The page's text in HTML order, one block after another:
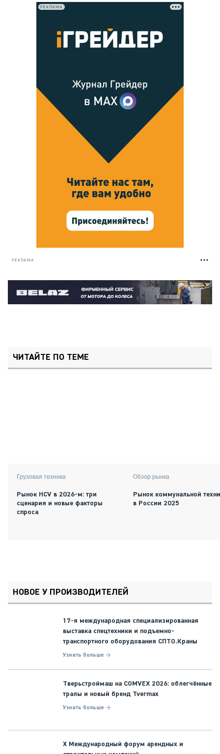
РЕКЛАМА
РЕКЛАМА
ЧИТАЙТЕ ПО ТЕМЕ
Грузовая техника
Рынок HCV в 2026-м: три
сценария и новые факторы
спроса
Обзор рынка
Рынок коммунальной
в России 2025
НОВОЕ У ПРОИЗВОДИТЕЛЕЙ
17-я международная специализированная
выставка спецтехники и подъемно-
транспортного оборудования СПТО.Краны
Узнать больше →
Тверьстроймаш на COMVEX 2026: облегчённые
тралы и новый бренд Tvermax
Узнать больше →
X Международный форум арендных и